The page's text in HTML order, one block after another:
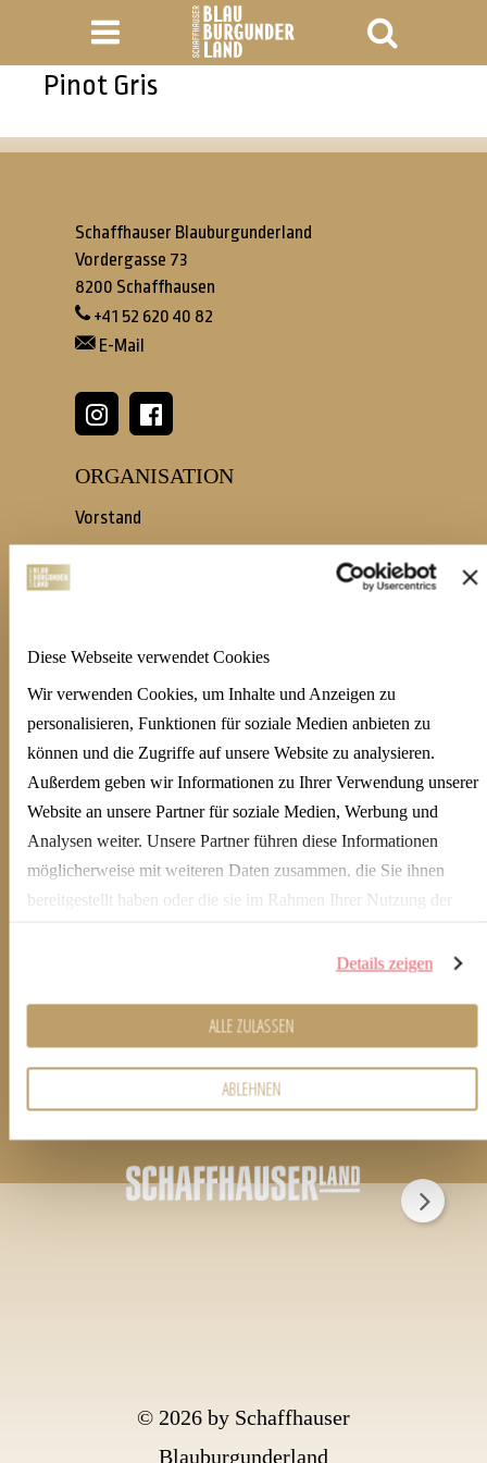
Diese Webseite verwendet Cookies
Wir verwenden Cookies, um Inhalte und Anzeigen zu
personalisieren, Funktionen für soziale Medien anbieten zu
können und die Zugriffe auf unsere Website zu analysieren.
Außerdem geben wir Informationen zu Ihrer Verwendung unserer
Website an unsere Partner für soziale Medien, Werbung und
Analysen weiter. Unsere Partner führen diese Informationen
möglicherweise mit weiteren Daten zusammen, die Sie ihnen
bereitgestellt haben oder die sie im Rahmen Ihrer Nutzung der
Details zeigen
ALLE ZULASSEN
ABLEHNEN
Pinot Gris
Schaffhauser Blauburgunderland
Vordergasse 73
8200 Schaffhausen
+41 52 620 40 82
E-Mail
 
ORGANISATION
Vorstand
Newsletteranmeldung
Öffnungszeiten
Weinverkauf
Regionen
DOWNLOADS
Weinprämierungen
Prov. Termine BBL bis 2030
© 2026 by Schaffhauser
Blauburgunderland